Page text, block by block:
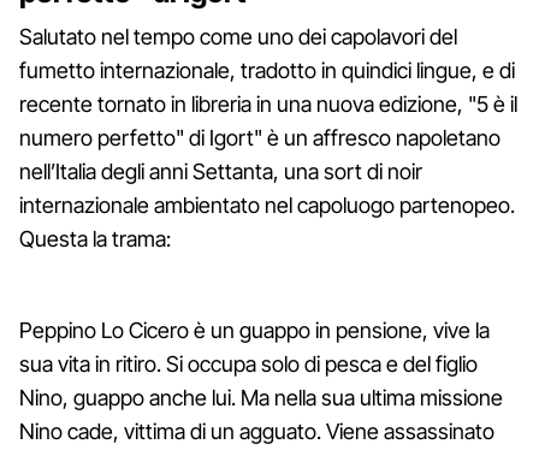
Salutato nel tempo come uno dei capolavori del
fumetto internazionale, tradotto in quindici lingue, e di
recente tornato in libreria in una nuova edizione, "5 è il
numero perfetto" di Igort" è un affresco napoletano
nell’Italia degli anni Settanta, una sort di noir
internazionale ambientato nel capoluogo partenopeo.
Questa la trama:
Peppino Lo Cicero è un guappo in pensione, vive la
sua vita in ritiro. Si occupa solo di pesca e del figlio
Nino, guappo anche lui. Ma nella sua ultima missione
Nino cade, vittima di un agguato. Viene assassinato